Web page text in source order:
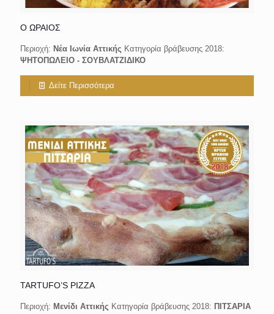
Ο ΩΡΑΙΟΣ
Περιοχή: Νέα Ιωνία Αττικής Κατηγορία βράβευσης 2018:
ΨΗΤΟΠΩΛΕΙΟ - ΣΟΥΒΛΑΤΖΙΔΙΚΟ
Δείτε Περισσότερα
TARTUFO’S PIZZA
Περιοχή: Μενίδι Αττικής Κατηγορία βράβευσης 2018: ΠΙΤΣΑΡΙΑ